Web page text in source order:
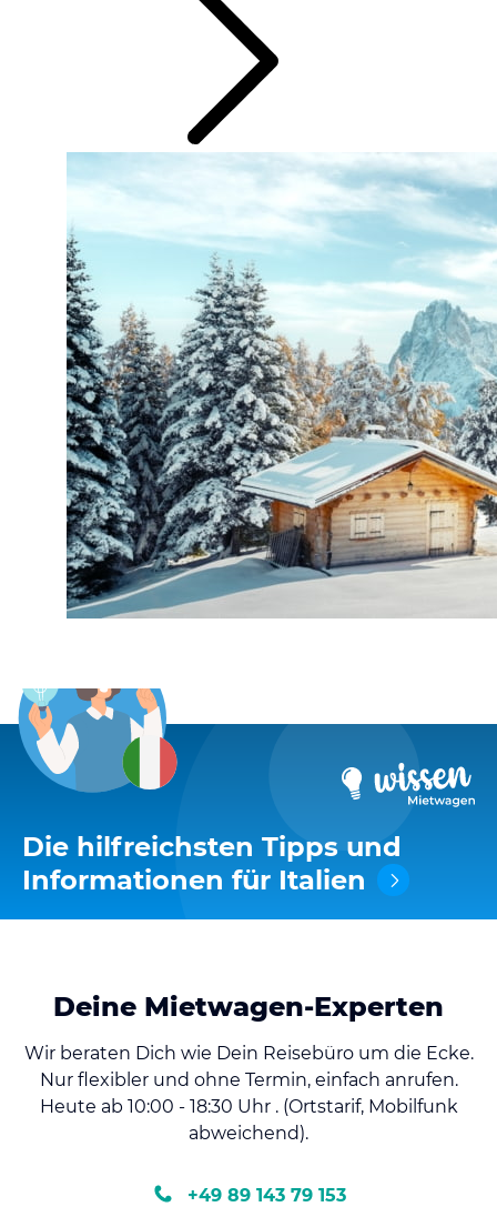
Die hilfreichsten Tipps und
Informationen für Italien
Deine Mietwagen-Experten
Wir beraten Dich wie Dein Reisebüro um die Ecke.
Nur flexibler und ohne Termin, einfach anrufen.
Heute ab 10:00 - 18:30 Uhr . (Ortstarif, Mobilfunk
abweichend).
+49 89 143 79 153